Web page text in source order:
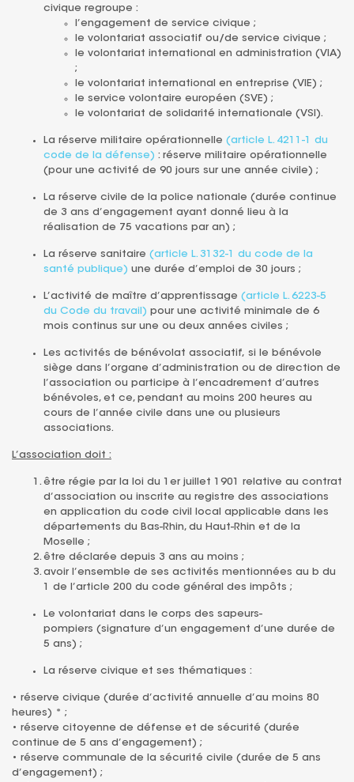
civique regroupe :
l’engagement de service civique ;
le volontariat associatif ou/de service civique ;
le volontariat international en administration (VIA)
;
le volontariat international en entreprise (VIE) ;
le service volontaire européen (SVE) ;
le volontariat de solidarité internationale (VSI).
La réserve militaire opérationnelle (article L. 4211-1 du
code de la défense) : réserve militaire opérationnelle
(pour une activité de 90 jours sur une année civile) ;
La réserve civile de la police nationale (durée continue
de 3 ans d’engagement ayant donné lieu à la
réalisation de 75 vacations par an) ;
La réserve sanitaire (article L. 3132-1 du code de la
santé publique) une durée d’emploi de 30 jours ;
L’activité de maître d’apprentissage (article L. 6223-5
du Code du travail) pour une activité minimale de 6
mois continus sur une ou deux années civiles ;
Les activités de bénévolat associatif, si le bénévole
siège dans l’organe d’administration ou de direction de
l’association ou participe à l’encadrement d’autres
bénévoles, et ce, pendant au moins 200 heures au
cours de l’année civile dans une ou plusieurs
associations.
L’association doit :
être régie par la loi du 1er juillet 1901 relative au contrat
d’association ou inscrite au registre des associations
en application du code civil local applicable dans les
départements du Bas-Rhin, du Haut-Rhin et de la
Moselle ;
être déclarée depuis 3 ans au moins ;
avoir l’ensemble de ses activités mentionnées au b du
1 de l’article 200 du code général des impôts ;
Le volontariat dans le corps des sapeurs-
pompiers (signature d’un engagement d’une durée de
5 ans) ;
La réserve civique et ses thématiques :
• réserve civique (durée d’activité annuelle d’au moins 80
heures) * ;
• réserve citoyenne de défense et de sécurité (durée
continue de 5 ans d’engagement) ;
• réserve communale de la sécurité civile (durée de 5 ans
d’engagement) ;